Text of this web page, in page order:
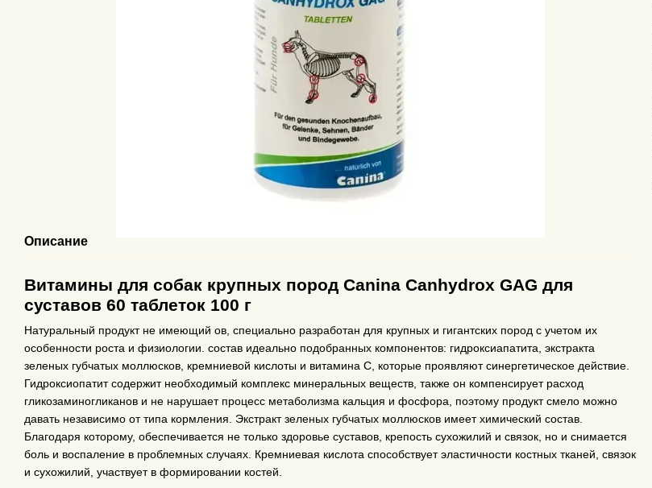
Описание
Витамины для собак крупных пород Canina Canhydrox GAG для
суставов 60 таблеток 100 г
Натуральный продукт не имеющий ов, специально разработан для крупных и гигантских пород с учетом их
особенности роста и физиологии. состав идеально подобранных компонентов: гидроксиапатита, экстракта
зеленых губчатых моллюсков, кремниевой кислоты и витамина С, которые проявляют синергетическое действие.
Гидроксиопатит содержит необходимый комплекс минеральных веществ, также он компенсирует расход
гликозаминогликанов и не нарушает процесс метаболизма кальция и фосфора, поэтому продукт смело можно
давать независимо от типа кормления. Экстракт зеленых губчатых моллюсков имеет химический состав.
Благодаря которому, обеспечивается не только здоровье суставов, крепость сухожилий и связок, но и снимается
боль и воспаление в проблемных случаях. Кремниевая кислота способствует эластичности костных тканей, связок
и сухожилий, участвует в формировании костей.